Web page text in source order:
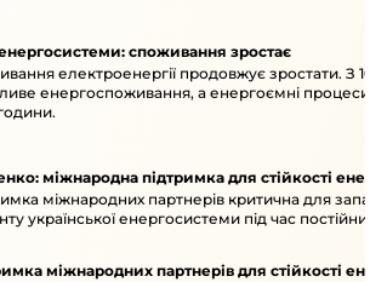
споживання зростає
електроенергії продовжує зростати. З
енергоспоживання, а енергоємні
міжнародна підтримка для стійкості
міжнародних партнерів критична для
української енергосистеми під час
міжнародних партнерів для стійкості